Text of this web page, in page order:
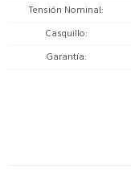
Tensión Nominal
Casquillo
Garantía